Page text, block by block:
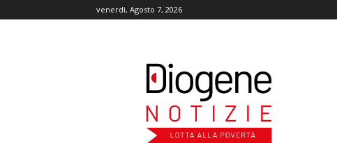
venerdì, Agosto 7, 2026